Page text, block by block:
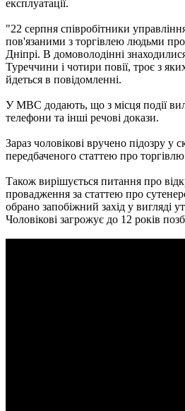
експлуатації.
"22 серпня співробітники
пов'язаними з торгівлею людьми
Дніпрі. В домоволодінні
Туреччини і чотири повії, троє з
йдеться в повідомленні.
У МВС додають, що з місця події
телефони та інші речові докази.
Зараз чоловікові вручено підозру у
передбаченого статтею про
Також вирішується питання про
провадження за статтею про
обрано запобіжний захід у вигляді
Чоловікові загрожує до 12 років